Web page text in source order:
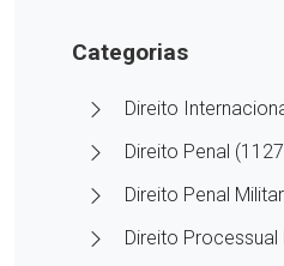
Categorias
Direito
Direito Penal
Direito Penal
Direito Processual